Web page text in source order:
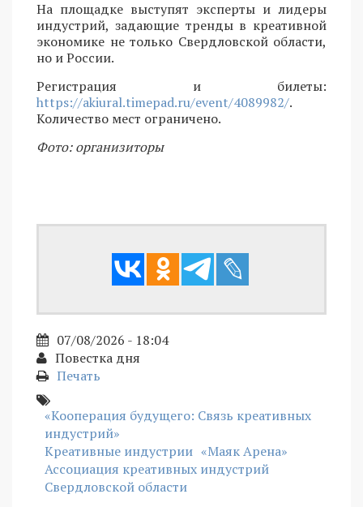
На площадке выступят эксперты и лидеры
индустрий, задающие тренды в креативной
экономике не только Свердловской области,
но и России.
Регистрация и билеты:
https://akiural.timepad.ru/event/4089982/.
Количество мест ограничено.
Фото: организиторы
07/08/2026 - 18:04
Повестка дня
Печать
«Кооперация будущего: Связь креативных
индустрий»
Креативные индустрии «Маяк Арена»
Ассоциация креативных индустрий
Свердловской области